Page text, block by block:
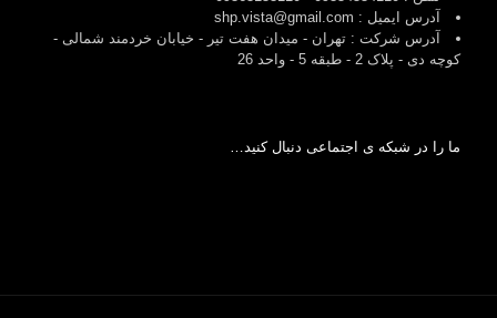
آدرس ایمیل : shp.vista@gmail.com
آدرس شرکت : تهران - میدان هفت تیر - خیابان خردمند شمالی -
کوچه دی - پلاک 2 - طبقه 5 - واحد 26
ما را در شبکه ی اجتماعی دنبال کنید…